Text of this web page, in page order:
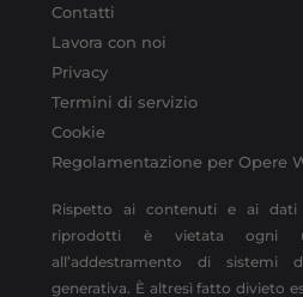
Contatti
Lavora con noi
Privacy
Termini di servizio
Cookie
Regolamentazione per Opere
Rispetto ai contenuti e ai dati
riprodotti è vietata ogni
all’addestramento di sistemi
generativa. È altresì fatto divieto